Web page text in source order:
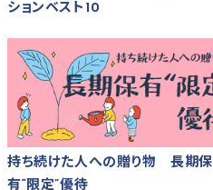
ションベスト10
持ち続けた人への贈り物 長期保
有“限定”優待